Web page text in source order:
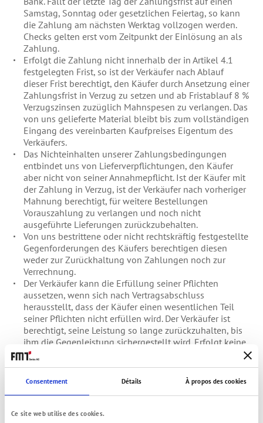
Consentement Détails À propos des cookies
Ce site web utilise des cookies.
Samstag, Sonntag oder gesetzlichen Feiertag, so kann
die Zahlung am nächsten Werktag vollzogen werden.
Checks gelten erst vom Zeitpunkt der Einlösung an als
Zahlung.
Erfolgt die Zahlung nicht innerhalb der in Artikel 4.1
festgelegten Frist, so ist der Verkäufer nach Ablauf
dieser Frist berechtigt, den Käufer durch Ansetzung einer
Zahlungsfrist in Verzug zu setzen und ab Fristablauf 8 %
Verzugszinsen zuzüglich Mahnspesen zu verlangen. Das
von uns gelieferte Material bleibt bis zum vollständigen
Eingang des vereinbarten Kaufpreises Eigentum des
Verkäufers.
Das Nichteinhalten unserer Zahlungsbedingungen
entbindet uns von Lieferverpflichtungen, den Käufer
aber nicht von seiner Annahmepflicht. Ist der Käufer mit
der Zahlung in Verzug, ist der Verkäufer nach vorheriger
Mahnung berechtigt, für weitere Bestellungen
Vorauszahlung zu verlangen und noch nicht
ausgeführte Lieferungen zurückzubehalten.
Von uns bestrittene oder nicht rechtskräftig festgestellte
Gegenforderungen des Käufers berechtigen diesen
weder zur Zurückhaltung von Zahlungen noch zur
Verrechnung.
Der Verkäufer kann die Erfüllung seiner Pflichten
aussetzen, wenn sich nach Vertragsabschluss
herausstellt, dass der Käufer einen wesentlichen Teil
seiner Pflichten nicht erfüllen wird. Der Verkäufer ist
berechtigt, seine Leistung so lange zurückzuhalten, bis
ihm die Gegenleistung sichergestellt wird. Erfolgt keine
Sicherheitsleistung innerhalb einer angemessenen vom
Verkäufer angesetzten Frist, ist der Verkäufer berechtigt,
vom Vertrag zurückzutreten. Hat der Verkäufer die Ware
bereits abgesandt, bevor sich herausstellt, dass der
erfüllen wird, kann sich der Verkäufer der Übergabe der